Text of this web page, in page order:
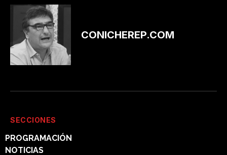
CONICHEREP.COM
SECCIONES
PROGRAMACIÓN
NOTICIAS